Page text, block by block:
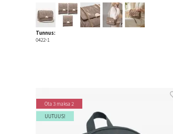
Tunnus:
0422-1
Ota 3 maksa 2
UUTUUS!